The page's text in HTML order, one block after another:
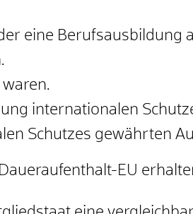
eine Berufsausbildung
internationalen
Schutzes gewährten
EU